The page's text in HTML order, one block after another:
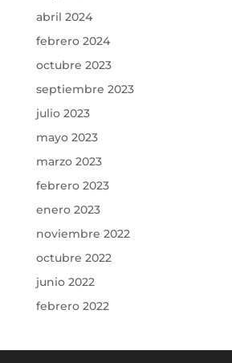
abril 2024
febrero 2024
octubre 2023
septiembre 2023
julio 2023
mayo 2023
marzo 2023
febrero 2023
enero 2023
noviembre 2022
octubre 2022
junio 2022
febrero 2022